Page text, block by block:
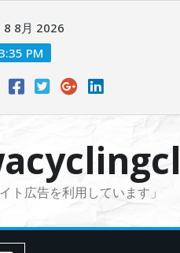
8 8月 2026
PM
ト広告を利用しています」